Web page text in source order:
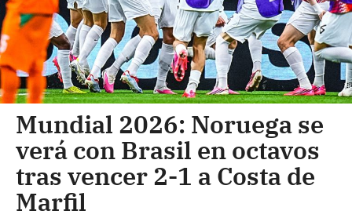
Mundial 2026: Noruega se
verá con Brasil en octavos
tras vencer 2-1 a Costa de
Marfil